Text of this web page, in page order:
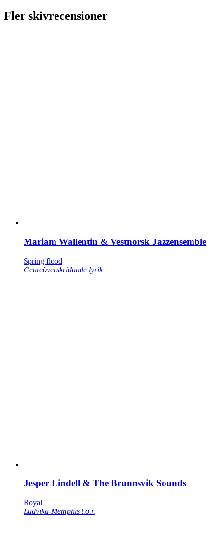
Fler skivrecensioner
Mariam Wallentin & Vestnorsk Jazzensemble
Spring flood
Genreöverskridande lyrik
Jesper Lindell & The Brunnsvik Sounds
Royal
Ludvika-Memphis t.o.r.